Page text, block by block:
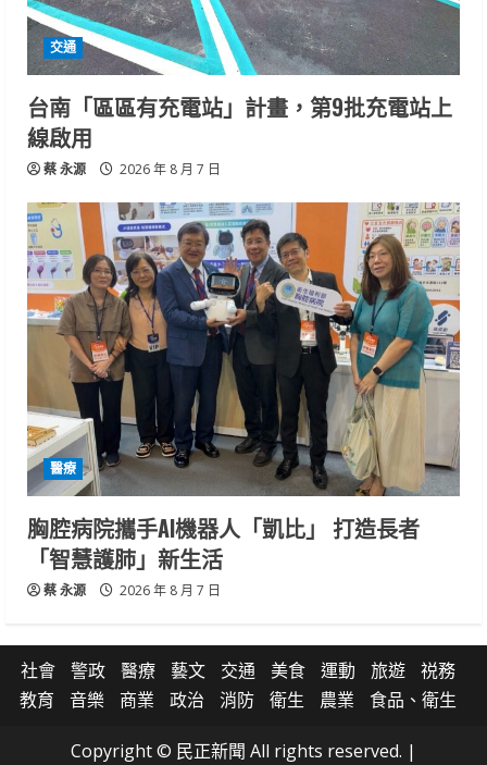
交通
台南「區區有充電站」計畫，第9批充電站上
線啟用
蔡 永源 2026 年 8 月 7 日
醫療
胸腔病院攜手AI機器人「凱比」 打造長者
「智慧護肺」新生活
蔡 永源 2026 年 8 月 7 日
社會 警政 醫療 藝文 交通 美食 運動 旅遊
祱務
教育
音樂 商業 政治 消防 衛生 農業 食品、衛生
Copyright © 民正新聞 All rights reserved. |